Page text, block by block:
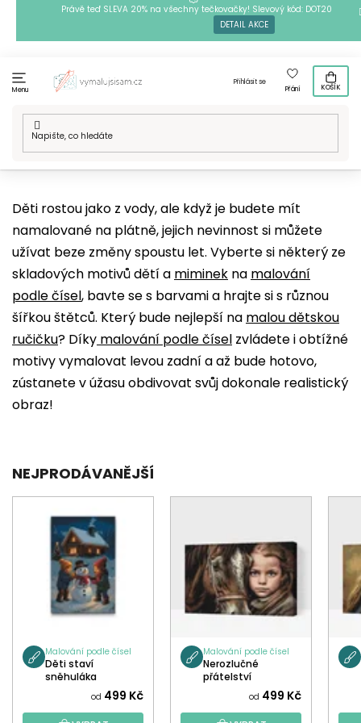
Právě teď SLEVA 20% na všechny tečkovačky! Slevový kód: DOT20
DETAIL AKCE
Menu
Přihlásit se
Přání
KOŠÍK
Domů
Děti rostou jako z vody, ale když je budete mít
namalované na plátně, jejich nevinnost si můžete
užívat beze změny spoustu let. Vyberte si některý ze
skladových motivů dětí a miminek na malování
podle čísel, bavte se s barvami a hrajte si s různou
šířkou štětců. Který bude nejlepší na malou dětskou
ručičku? Díky malování podle čísel zvládete i obtížné
motivy vymalovat levou zadní a až bude hotovo,
zústanete v úžasu obdivovat svůj dokonale realistický
obraz!
NEJPRODÁVANĚJŠÍ
Malování podle čísel
Děti staví
sněhuláka
od 499 Kč
Malování podle čísel
Nerozlučné
přátelství
od 499 Kč